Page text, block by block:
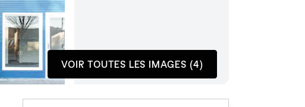
VOIR TOUTES LES IMAGES (4)